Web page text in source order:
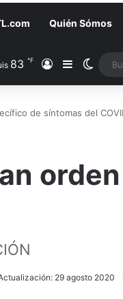
Quién Sómos
83 ℉ Acceso
Barra
de síntomas del
29 agosto 2020